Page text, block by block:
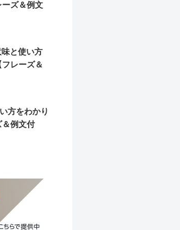
ズ＆例文
と使い方
レーズ＆
方をわかり
例文付